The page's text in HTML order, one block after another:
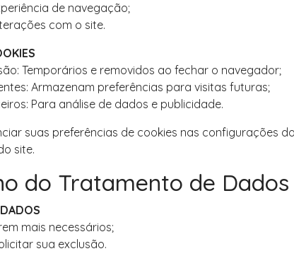
de navegação;
com o site.
Temporários e removidos ao fechar o navegador;
Armazenam preferências para visitas futuras;
Para análise de dados e publicidade.
suas preferências de cookies nas configurações
site.
do Tratamento de Dados
mais necessários;
sua exclusão.